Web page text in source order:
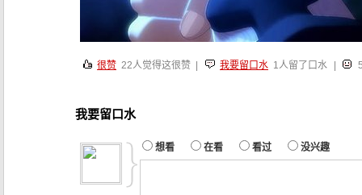
很赞 22人觉得这很赞 | 我要留口水 1人留了口水
我要留口水
想看 在看 看过 没兴趣